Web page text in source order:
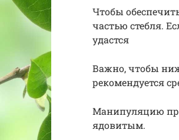
Чтобы
частью стебля.
удастся
Важно, чтобы
рекомендуется
Манипуляцию
ядовитым.